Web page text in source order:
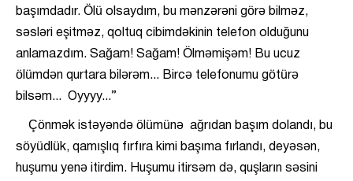
başımdadır. Ölü olsaydım, bu mənzərəni görə bilməz,
səsləri eşitməz, qoltuq cibimdəkinin telefon olduğunu
anlamazdım. Sağam! Sağam! Ölməmişəm! Bu ucuz
ölümdən qurtara bilərəm... Bircə telefonumu götürə
bilsəm... Oyyyy...”
Çönmək istəyəndə ölümünə ağrıdan başım dolandı, bu
söyüdlük, qamışlıq fırfıra kimi başıma fırlandı, deyəsən,
huşumu yenə itirdim. Huşumu itirsəm də, quşların səsini